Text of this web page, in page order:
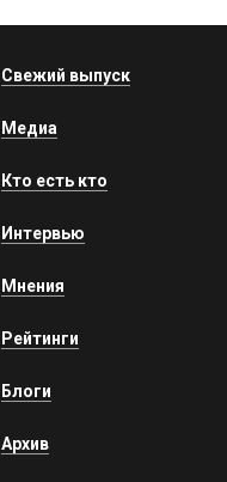
Свежий выпуск
Медиа
Кто есть кто
Интервью
Мнения
Рейтинги
Блоги
Архив